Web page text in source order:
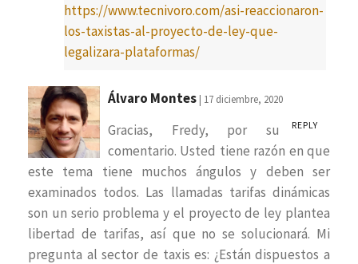
https://www.tecnivoro.com/asi-reaccionaron-
los-taxistas-al-proyecto-de-ley-que-
legalizara-plataformas/
Álvaro Montes | 17 diciembre, 2020
REPLY
Gracias, Fredy, por su
comentario. Usted tiene razón en que
este tema tiene muchos ángulos y deben ser
examinados todos. Las llamadas tarifas dinámicas
son un serio problema y el proyecto de ley plantea
libertad de tarifas, así que no se solucionará. Mi
pregunta al sector de taxis es: ¿Están dispuestos a